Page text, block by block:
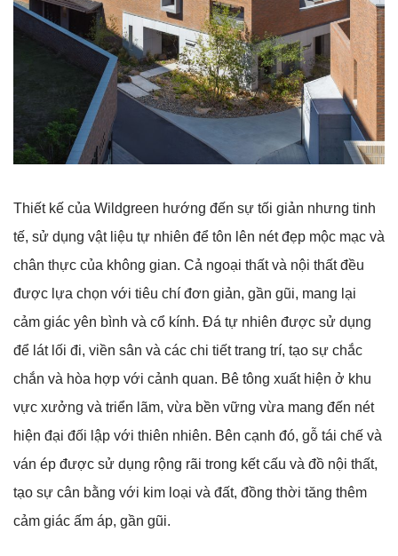
Thiết kế của Wildgreen hướng đến sự tối giản nhưng tinh
tế, sử dụng vật liệu tự nhiên để tôn lên nét đẹp mộc mạc và
chân thực của không gian. Cả ngoại thất và nội thất đều
được lựa chọn với tiêu chí đơn giản, gần gũi, mang lại
cảm giác yên bình và cổ kính. Đá tự nhiên được sử dụng
để lát lối đi, viền sân và các chi tiết trang trí, tạo sự chắc
chắn và hòa hợp với cảnh quan. Bê tông xuất hiện ở khu
vực xưởng và triển lãm, vừa bền vững vừa mang đến nét
hiện đại đối lập với thiên nhiên. Bên cạnh đó, gỗ tái chế và
ván ép được sử dụng rộng rãi trong kết cấu và đồ nội thất,
tạo sự cân bằng với kim loại và đất, đồng thời tăng thêm
cảm giác ấm áp, gần gũi.